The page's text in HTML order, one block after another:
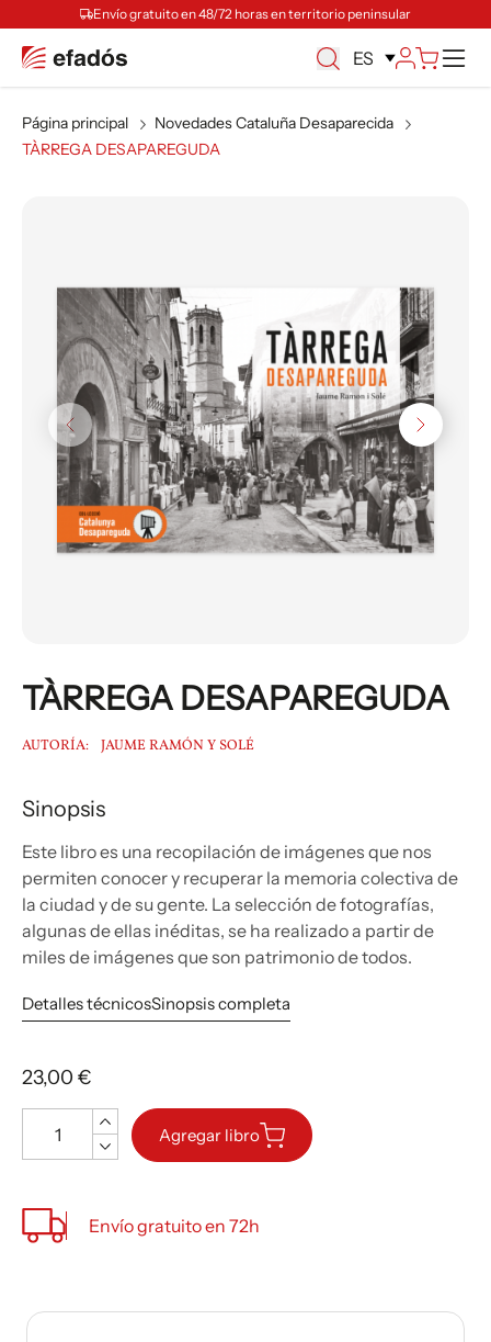
Envío gratuito en 48/72 horas en territorio peninsular
ES
Página principal
Novedades Cataluña Desaparecida
TÀRREGA DESAPAREGUDA
TÀRREGA DESAPAREGUDA
AUTORÍA: JAUME RAMÓN Y SOLÉ
Sinopsis
Este libro es una recopilación de imágenes que nos
permiten conocer y recuperar la memoria colectiva de
la ciudad y de su gente. La selección de fotografías,
algunas de ellas inéditas, se ha realizado a partir de
miles de imágenes que son patrimonio de todos.
Detalles técnicosSinopsis completa
23,00 €
Agregar libro
Envío gratuito en 72h